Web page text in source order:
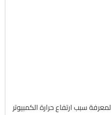
تحميل برنامج CPUID HWMonitor Pro لمعرفة سبب ارتفاع حرارة الكمبيوتر